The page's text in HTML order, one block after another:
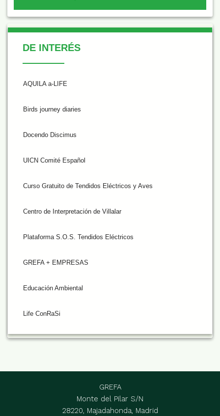
De Interés
DE INTERÉS
AQUILA a-LIFE
Birds journey diaries
Docendo Discimus
UICN Comité Español
Curso Gratuito de Tendidos Eléctricos y Aves
Centro de Interpretación de Villalar
Plataforma S.O.S. Tendidos Eléctricos
GREFA + EMPRESAS
Educación Ambiental
Life ConRaSi
GREFA
Monte del Pilar S/N
28220, Majadahonda, Madrid